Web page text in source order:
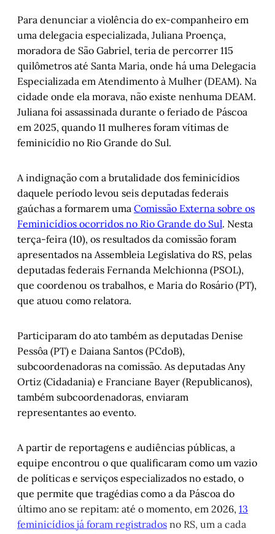
Para denunciar a violência do ex-companheiro em
uma delegacia especializada, Juliana Proença,
moradora de São Gabriel, teria de percorrer 115
quilômetros até Santa Maria, onde há uma Delegacia
Especializada em Atendimento à Mulher (DEAM). Na
cidade onde ela morava, não existe nenhuma DEAM.
Juliana foi assassinada durante o feriado de Páscoa
em 2025, quando 11 mulheres foram vítimas de
feminicídio no Rio Grande do Sul.
A indignação com a brutalidade dos feminicídios
daquele período levou seis deputadas federais
gaúchas a formarem uma Comissão Externa sobre os
Feminicídios ocorridos no Rio Grande do Sul. Nesta
terça-feira (10), os resultados da comissão foram
apresentados na Assembleia Legislativa do RS, pelas
deputadas federais Fernanda Melchionna (PSOL),
que coordenou os trabalhos, e Maria do Rosário (PT),
que atuou como relatora.
Participaram do ato também as deputadas Denise
Pessôa (PT) e Daiana Santos (PCdoB),
subcoordenadoras na comissão. As deputadas Any
Ortiz (Cidadania) e Franciane Bayer (Republicanos),
também subcoordenadoras, enviaram
representantes ao evento.
A partir de reportagens e audiências públicas, a
equipe encontrou o que qualificaram como um vazio
de políticas e serviços especializados no estado, o
que permite que tragédias como a da Páscoa do
último ano se repitam: até o momento, em 2026, 13
feminicídios já foram registrados no RS, um a cada